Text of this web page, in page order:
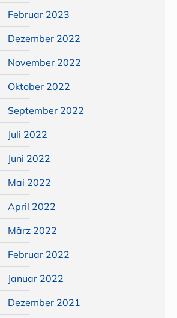
Februar 2023
Dezember 2022
November 2022
Oktober 2022
September 2022
Juli 2022
Juni 2022
Mai 2022
April 2022
März 2022
Februar 2022
Januar 2022
Dezember 2021